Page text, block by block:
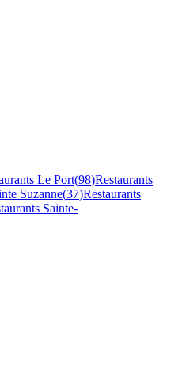
Le Port(98)Restaurants
Suzanne(37)Restaurants
Sainte-